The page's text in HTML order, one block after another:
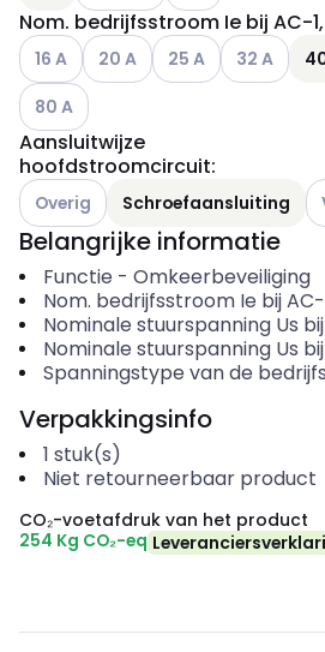
Nom. bedrijfsstroom Ie bij AC-
Andere varianten (Huidige
16 A Andere varianten (Huidige
20 A Andere varianten
25 A Andere
32 A
Andere varianten (Huidige
80 A
Aansluitwijze
hoofdstroomcircuit:
Andere varianten (Huidige
Overig Schroefaansluiting
Belangrijke informatie
Functie - Omkeerbeveiliging
Nom. bedrijfsstroom Ie bij
Nominale stuurspanning Us
Nominale stuurspanning Us
Spanningstype van de
Verpakkingsinfo
1 stuk(s)
Niet retourneerbaar product
CO₂-voetafdruk van het product
254 Kg CO₂-eq